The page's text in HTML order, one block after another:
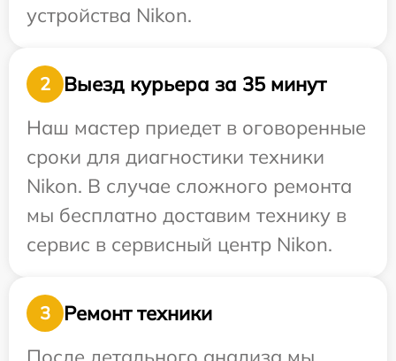
устройства Nikon.
2
Выезд курьера за 35 минут
Наш мастер приедет в оговоренные
сроки для диагностики техники
Nikon. В случае сложного ремонта
мы бесплатно доставим технику в
сервис в сервисный центр Nikon.
3
Ремонт техники